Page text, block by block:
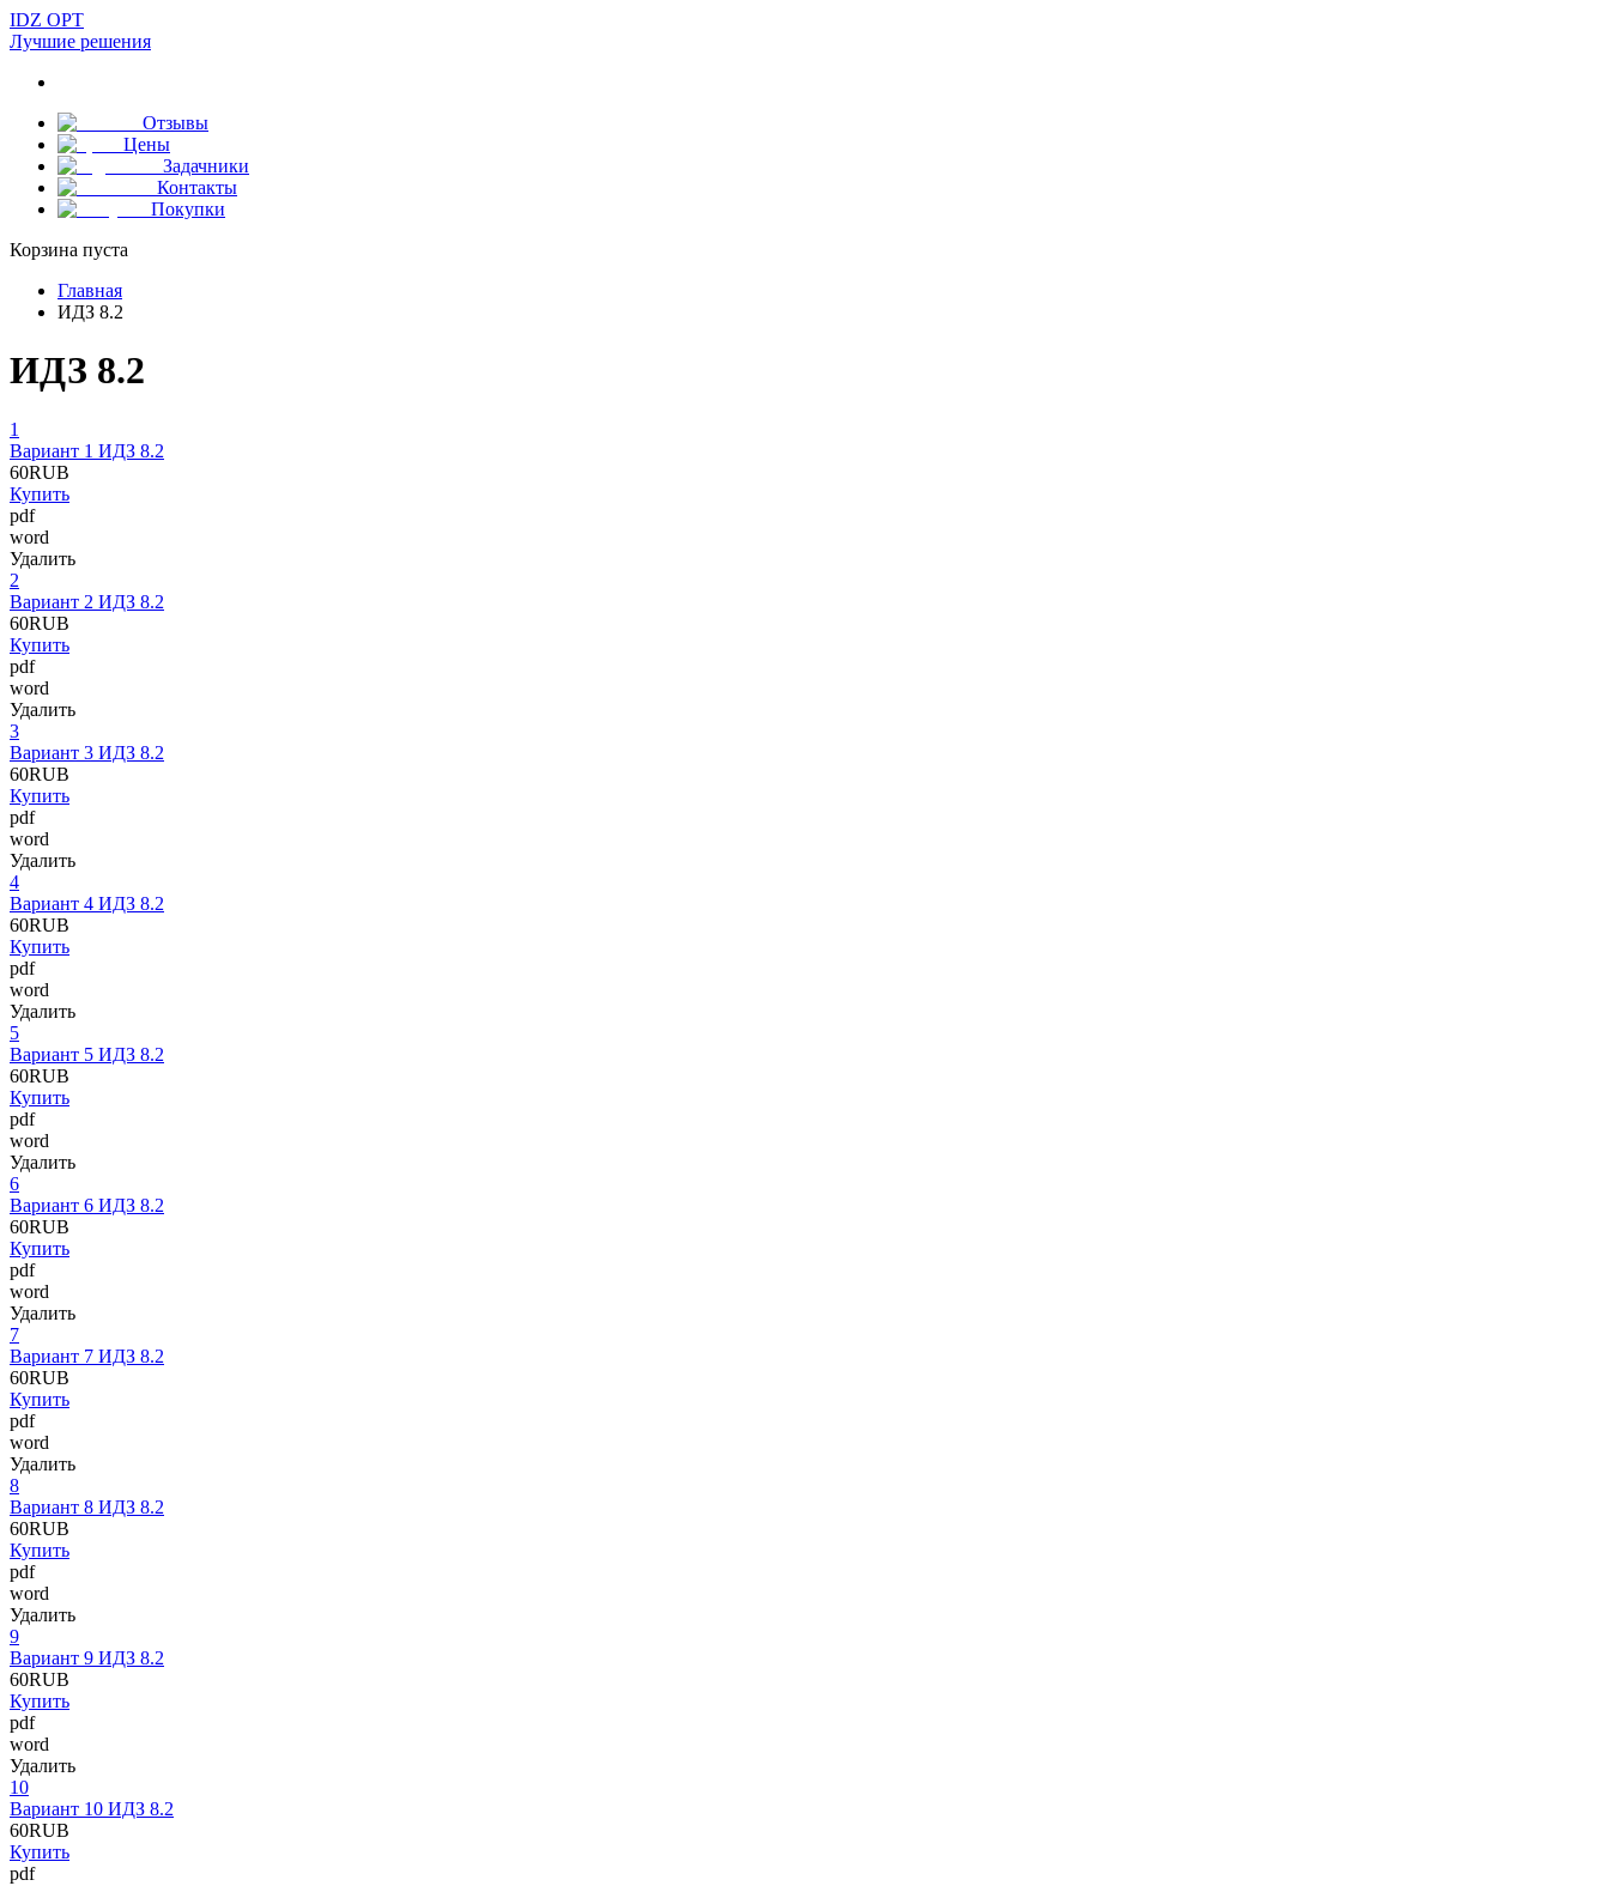
IDZ OPT
Лучшие решения
Отзывы
Цены
Задачники
Контакты
Покупки
Корзина пуста
Главная
ИДЗ 8.2
ИДЗ 8.2
1
Вариант 1 ИДЗ 8.2
60RUB
Купить
pdf
word
Удалить
2
Вариант 2 ИДЗ 8.2
60RUB
Купить
pdf
word
Удалить
3
Вариант 3 ИДЗ 8.2
60RUB
Купить
pdf
word
Удалить
4
Вариант 4 ИДЗ 8.2
60RUB
Купить
pdf
word
Удалить
5
Вариант 5 ИДЗ 8.2
60RUB
Купить
pdf
word
Удалить
6
Вариант 6 ИДЗ 8.2
60RUB
Купить
pdf
word
Удалить
7
Вариант 7 ИДЗ 8.2
60RUB
Купить
pdf
word
Удалить
8
Вариант 8 ИДЗ 8.2
60RUB
Купить
pdf
word
Удалить
9
Вариант 9 ИДЗ 8.2
60RUB
Купить
pdf
word
Удалить
10
Вариант 10 ИДЗ 8.2
60RUB
Купить
pdf